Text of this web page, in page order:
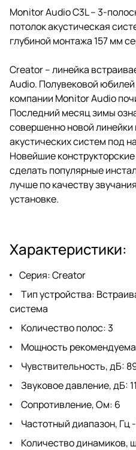
Monitor Audio C3L – 3-
потолок акустическая
глубиной монтажа 157 мм
Creator – линейка
Audio. Полувековой
компании Monitor Audio
Последний месяц зимы
совершенно новой
акустических систем под
Новейшие
сделать популярные
лучше по качеству
установке.
Характеристики:
Серия: Creator
Тип устройства:
система
Количество полос: 3
Мощность
Чувствительность, дБ:
Звуковое давление, дБ:
Сопротивление, Ом: 6
Частотный диапазон, Гц
Количество динамиков,